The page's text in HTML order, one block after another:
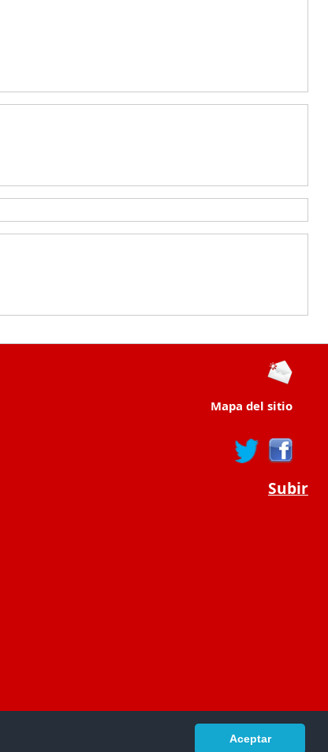
Aceptar
Mapa del sitio
Subir